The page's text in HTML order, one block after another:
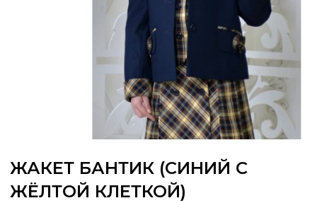
ЖАКЕТ БАНТИК (СИНИЙ С
ЖЁЛТОЙ КЛЕТКОЙ)